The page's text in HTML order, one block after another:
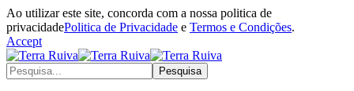
Ao utilizar este site, concorda com a nossa politica de
privacidadePolitica de Privacidade e Termos e Condições.
Accept